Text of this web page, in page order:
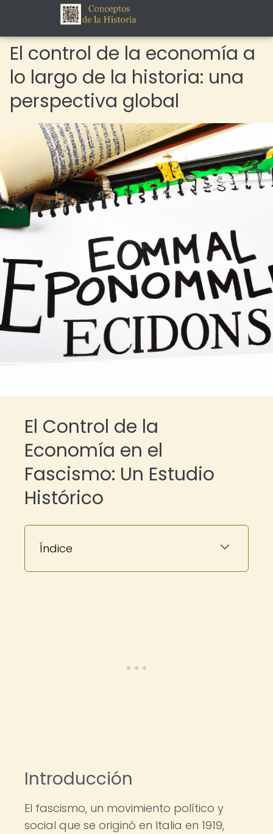
El control de la economía a
lo largo de la historia: una
perspectiva global
El Control de la
Economía en el
Fascismo: Un Estudio
Histórico
Índice
Introducción
El fascismo, un movimiento político y
social que se originó en Italia en 1919,